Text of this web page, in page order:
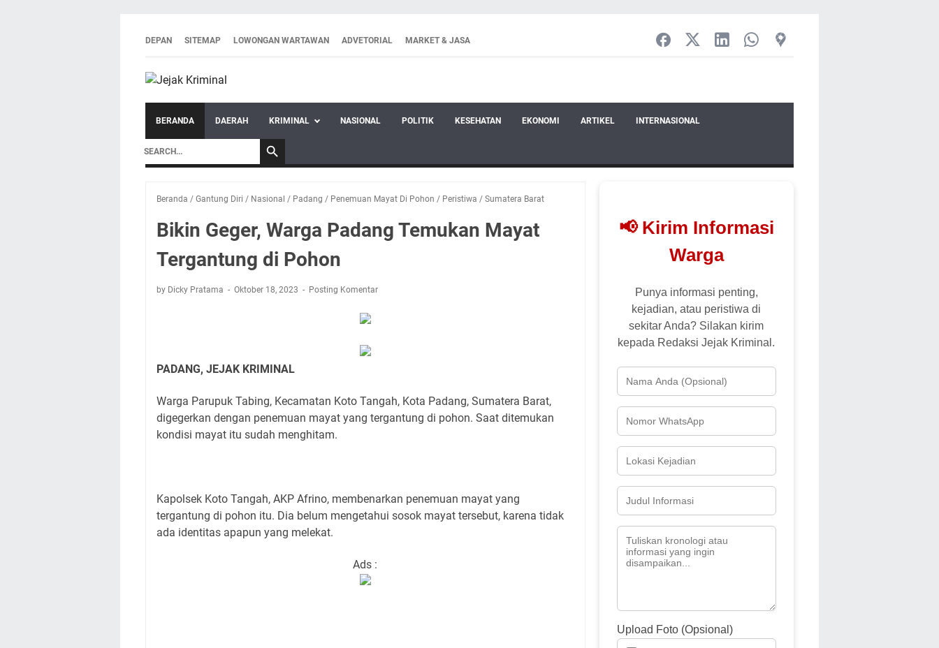
DEPAN SITEMAP LOWONGAN WARTAWAN ADVETORIAL MARKET & JASA
BERANDA DAERAH KRIMINAL NASIONAL POLITIK KESEHATAN EKONOMI ARTIKEL INTERNASIONAL
Beranda / Gantung Diri / Nasional / Padang / Penemuan Mayat Di Pohon / Peristiwa / Sumatera Barat
Bikin Geger, Warga Padang Temukan Mayat
Tergantung di Pohon
by Dicky Pratama Oktober 18, 2023 Posting Komentar
PADANG, JEJAK KRIMINAL
Warga Parupuk Tabing, Kecamatan Koto Tangah, Kota Padang, Sumatera Barat,
digegerkan dengan penemuan mayat yang tergantung di pohon. Saat ditemukan
kondisi mayat itu sudah menghitam.
Kapolsek Koto Tangah, AKP Afrino, membenarkan penemuan mayat yang
tergantung di pohon itu. Dia belum mengetahui sosok mayat tersebut, karena tidak
ada identitas apapun yang melekat.
Ads :
📢 Kirim Informasi
Warga
Punya informasi penting,
kejadian, atau peristiwa di
sekitar Anda? Silakan kirim
kepada Redaksi Jejak Kriminal.
Upload Foto (Opsional)